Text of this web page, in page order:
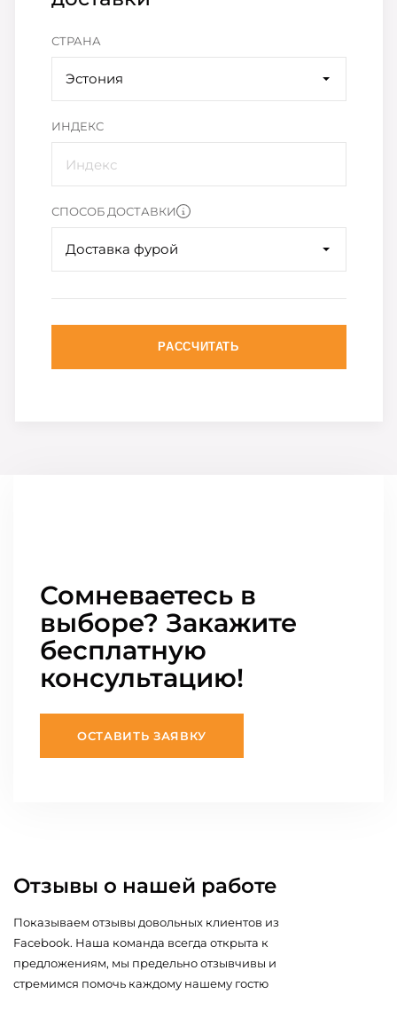
СТРАНА
Эстония
ИНДЕКС
СПОСОБ ДОСТАВКИ
Доставка фурой
РАССЧИТАТЬ
Сомневаетесь в
выборе? Закажите
бесплатную
консультацию!
ОСТАВИТЬ ЗАЯВКУ
Отзывы о нашей работе
Показываем отзывы довольных клиентов из
Facebook. Наша команда всегда открыта к
предложениям, мы предельно отзывчивы и
стремимся помочь каждому нашему гостю